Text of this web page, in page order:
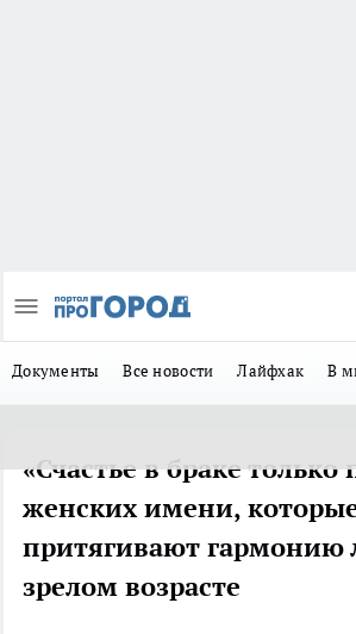
Документы Все новости Лайфхак В
«Счастье в браке только
женских имени,
притягивают гармонию
зрелом возрасте